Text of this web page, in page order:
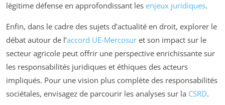
légitime défense en approfondissant les enjeux juridiques.
Enfin, dans le cadre des sujets d’actualité en droit, explorer le
débat autour de l’accord UE-Mercosur et son impact sur le
secteur agricole peut offrir une perspective enrichissante sur
les responsabilités juridiques et éthiques des acteurs
impliqués. Pour une vision plus complète des responsabilités
sociétales, envisagez de parcourir les analyses sur la CSRD.